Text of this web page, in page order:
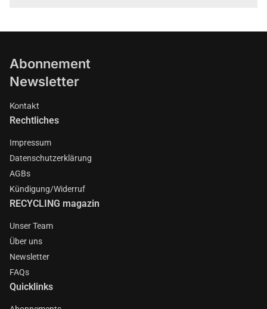
Abonnement
Newsletter
Kontakt
Rechtliches
Impressum
Datenschutzerklärung
AGBs
Kündigung/Widerruf
RECYCLING magazin
Unser Team
Über uns
Newsletter
FAQs
Quicklinks